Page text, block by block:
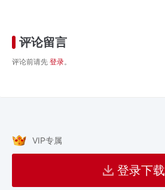
评论留言
评论前请先 登录。
VIP专属
登录下载